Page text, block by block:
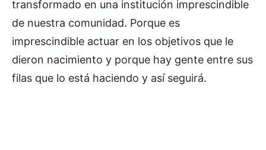
transformado en una institución imprescindible
de nuestra comunidad. Porque es
imprescindible actuar en los objetivos que le
dieron nacimiento y porque hay gente entre sus
filas que lo está haciendo y así seguirá.